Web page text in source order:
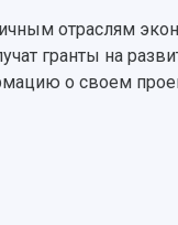
отраслям
гранты на
о своем